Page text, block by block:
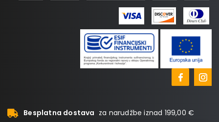
Besplatna dostava za narudžbe iznad 199,00 €